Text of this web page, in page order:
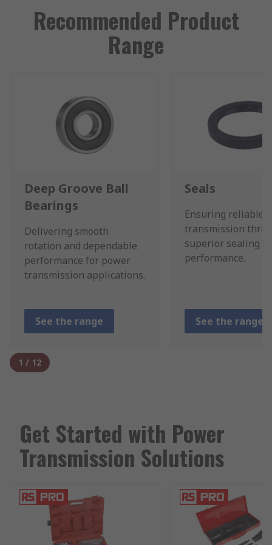
Recommended Product
Range
Deep Groove Ball
Bearings
Delivering smooth
rotation and dependable
performance for power
transmission applications.
See the range
Seals
Ensuring reliable
transmission
superior sealing
performance.
See the range
1 / 12
Get Started with Power
Transmission Solutions